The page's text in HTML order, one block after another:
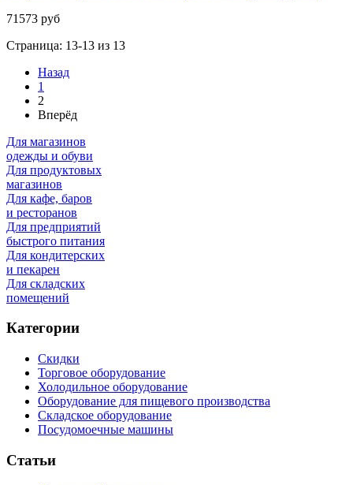
71573 руб
Страница: 13-13 из 13
Назад
1
2
Вперёд
Для магазинов
одежды и обуви
Для продуктовых
магазинов
Для кафе, баров
и ресторанов
Для предприятий
быстрого питания
Для кондитерских
и пекарен
Для складских
помещений
Категории
Скидки
Торговое оборудование
Холодильное оборудование
Оборудование для пищевого производства
Складское оборудование
Посудомоечные машины
Статьи